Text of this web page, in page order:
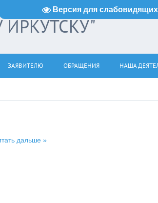
Версия для слабовидящих
ИРКУТСКУ"
ЗАЯВИТЕЛЮ ОБРАЩЕНИЯ НАША
дальше »